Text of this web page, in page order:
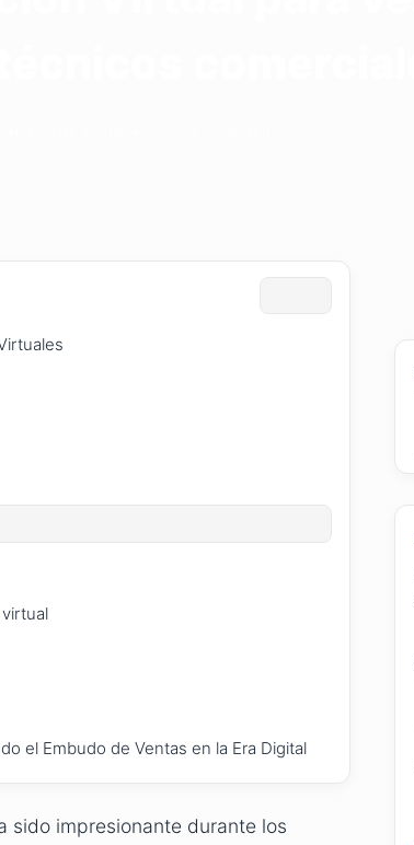
el Embudo de Ventas en la Era Digital
sido impresionante durante los